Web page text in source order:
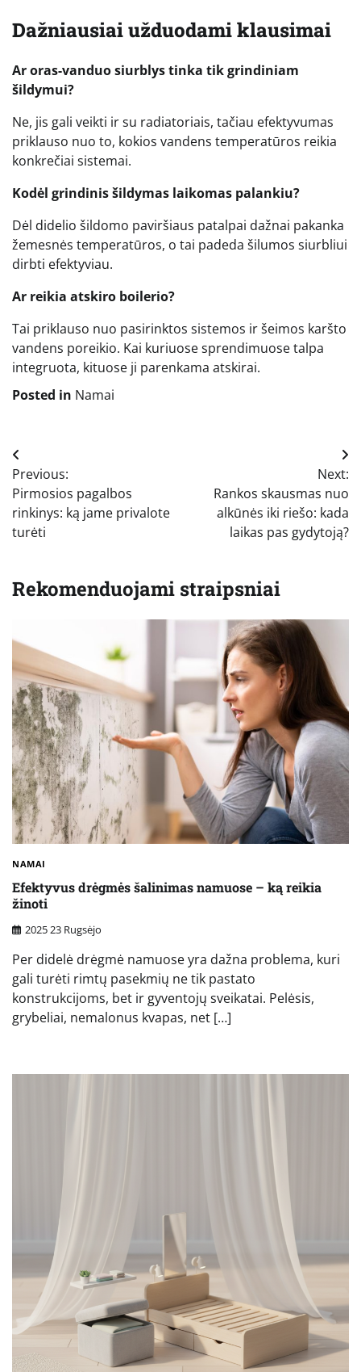
Dažniausiai užduodami klausimai
Ar oras-vanduo siurblys tinka tik grindiniam
šildymui?
Ne, jis gali veikti ir su radiatoriais, tačiau efektyvumas
priklauso nuo to, kokios vandens temperatūros reikia
konkrečiai sistemai.
Kodėl grindinis šildymas laikomas palankiu?
Dėl didelio šildomo paviršiaus patalpai dažnai pakanka
žemesnės temperatūros, o tai padeda šilumos siurbliui
dirbti efektyviau.
Ar reikia atskiro boilerio?
Tai priklauso nuo pasirinktos sistemos ir šeimos karšto
vandens poreikio. Kai kuriuose sprendimuose talpa
integruota, kituose ji parenkama atskirai.
Posted in Namai
Navigacija
tarp
įrašų
Previous:
Pirmosios pagalbos
rinkinys: ką jame privalote
turėti
Next:
Rankos skausmas nuo
alkūnės iki riešo: kada
laikas pas gydytoją?
Rekomenduojami straipsniai
NAMAI
Efektyvus drėgmės šalinimas namuose – ką reikia
žinoti
2025 23 Rugsėjo
Per didelė drėgmė namuose yra dažna problema, kuri
gali turėti rimtų pasekmių ne tik pastato
konstrukcijoms, bet ir gyventojų sveikatai. Pelėsis,
grybeliai, nemalonus kvapas, net […]